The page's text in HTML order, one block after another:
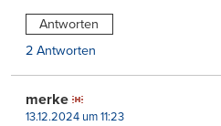
Antworten
2 Antworten
merke
13.12.2024 um 11:23